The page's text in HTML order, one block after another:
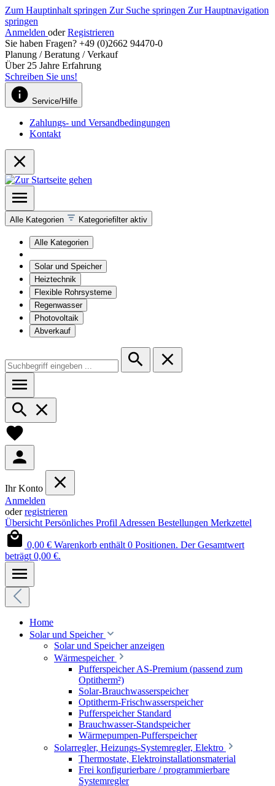
Zum Hauptinhalt springen Zur Suche springen Zur Hauptnavigation
springen
Anmelden oder Registrieren
Sie haben Fragen? +49 (0)2662 94470-0
Planung / Beratung / Verkauf
Über 25 Jahre Erfahrung
Schreiben Sie uns!
Service/Hilfe
Zahlungs- und Versandbedingungen
Kontakt
Alle Kategorien Kategoriefilter aktiv
Alle Kategorien
Solar und Speicher
Heiztechnik
Flexible Rohrsysteme
Regenwasser
Photovoltaik
Abverkauf
Ihr Konto
Anmelden
oderregistrieren
Übersicht Persönliches Profil Adressen Bestellungen Merkzettel
0,00 € Warenkorb enthält 0 Positionen. Der Gesamtwert
beträgt 0,00 €.
Home
Solar und Speicher
Solar und Speicher anzeigen
Wärmespeicher
Pufferspeicher AS-Premium (passend zum
Optitherm²)
Solar-Brauchwasserspeicher
Optitherm-Frischwasserspeicher
Pufferspeicher Standard
Brauchwasser-Standspeicher
Wärmepumpen-Pufferspeicher
Solarregler, Heizungs-Systemregler, Elektro
Thermostate, Elektroinstallationsmaterial
Frei konfigurierbare / programmierbare
Systemregler